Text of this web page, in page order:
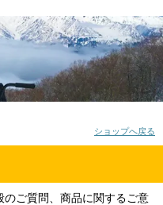
ショップへ戻る
ご質問、商品に関するご意